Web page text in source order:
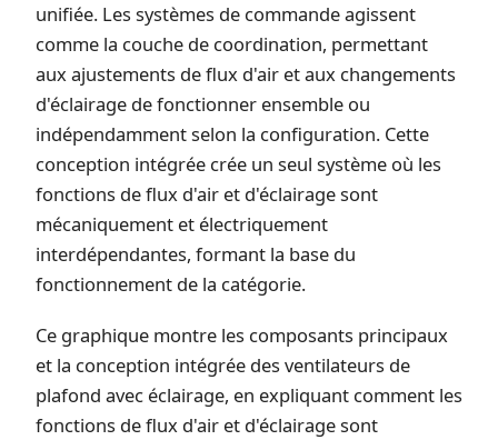
unifiée. Les systèmes de commande agissent
comme la couche de coordination, permettant
aux ajustements de flux d'air et aux changements
d'éclairage de fonctionner ensemble ou
indépendamment selon la configuration. Cette
conception intégrée crée un seul système où les
fonctions de flux d'air et d'éclairage sont
mécaniquement et électriquement
interdépendantes, formant la base du
fonctionnement de la catégorie.
Ce graphique montre les composants principaux
et la conception intégrée des ventilateurs de
plafond avec éclairage, en expliquant comment les
fonctions de flux d'air et d'éclairage sont